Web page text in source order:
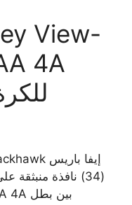
4A
(34) نافذة